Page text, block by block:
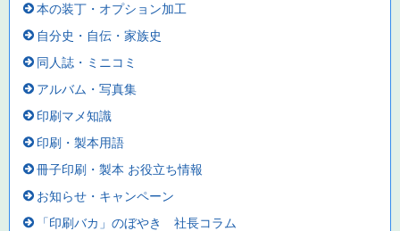
本の装丁・オプション加工
自分史・自伝・家族史
同人誌・ミニコミ
アルバム・写真集
印刷マメ知識
印刷・製本用語
冊子印刷・製本 お役立ち情報
お知らせ・キャンペーン
「印刷バカ」のぼやき 社長コラム